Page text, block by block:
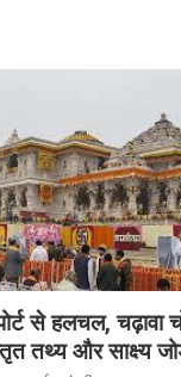
से हलचल, चढ़ावा
तथ्य और साक्ष्य